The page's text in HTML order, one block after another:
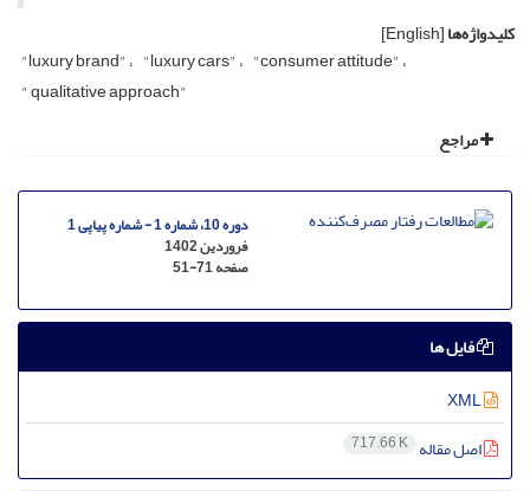
کلیدواژه‌ها[English]
"luxury brand"
"luxury cars"
"consumer attitude"
" qualitative approach"
مراجع
دوره 10، شماره 1 - شماره پیاپی 1
فروردین 1402
صفحه51-71
فایل ها
اصل مقاله 717.66 K